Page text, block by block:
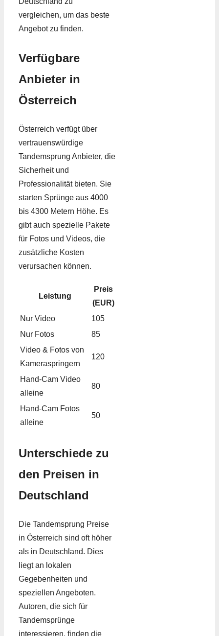
vergleichen, um das beste
Angebot zu finden.
Verfügbare
Anbieter in
Österreich
Österreich verfügt über
vertrauenswürdige
Tandemsprung Anbieter, die
Sicherheit und
Professionalität bieten. Sie
starten Sprünge aus 4000
bis 4300 Metern Höhe. Es
gibt auch spezielle Pakete
für Fotos und Videos, die
zusätzliche Kosten
verursachen können.
Leistung
Preis
(EUR)
Nur Video
105
Nur Fotos
85
Video & Fotos von
Kameraspringern
120
Hand-Cam Video
alleine
80
Hand-Cam Fotos
alleine
50
Unterschiede zu
den Preisen in
Deutschland
Die Tandemsprung Preise
in Österreich sind oft höher
als in Deutschland. Dies
liegt an lokalen
Gegebenheiten und
speziellen Angeboten.
Autoren, die sich für
Tandemsprünge
interessieren, finden die